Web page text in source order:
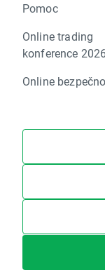
Pomoc
Online trading
konference
Online